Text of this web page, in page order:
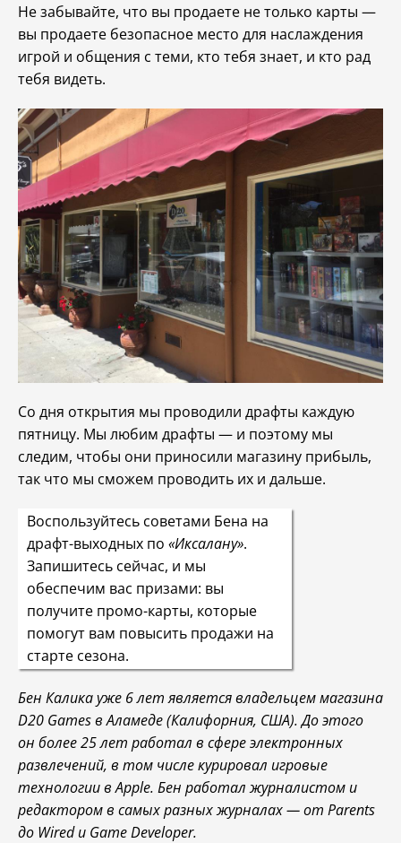
Не забывайте, что вы продаете не только карты —
вы продаете безопасное место для наслаждения
игрой и общения с теми, кто тебя знает, и кто рад
тебя видеть.
Со дня открытия мы проводили драфты каждую
пятницу. Мы любим драфты — и поэтому мы
следим, чтобы они приносили магазину прибыль,
так что мы сможем проводить их и дальше.
Воспользуйтесь советами Бена на
драфт-выходных по «Иксалану».
Запишитесь сейчас, и мы
обеспечим вас призами: вы
получите промо-карты, которые
помогут вам повысить продажи на
старте сезона.
Бен Калика уже 6 лет является владельцем магазина
D20 Games в Аламеде (Калифорния, США). До этого
он более 25 лет работал в сфере электронных
развлечений, в том числе курировал игровые
технологии в Apple. Бен работал журналистом и
редактором в самых разных журналах — от Parents
до Wired и Game Developer.